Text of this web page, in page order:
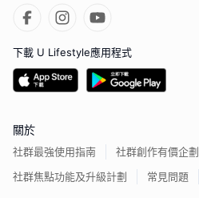
下載 U Lifestyle應用程式
關於
社群最強使用指南
社群創作有價企劃
社群焦點功能及升級計劃
常見問題